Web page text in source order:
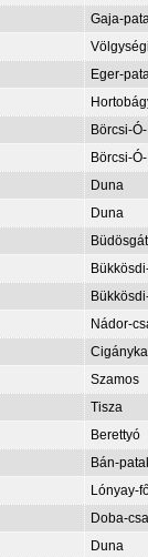
Gaja-
Eger-
Börcsi-
Börcsi-
Duna
Duna
Nádor-
Szamos
Tisza
Berettyó
Bán-
Lónyay-
Doba-
Duna